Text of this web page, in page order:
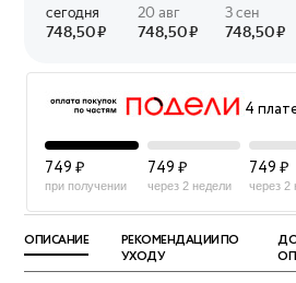
4
749 ₽
при получении
749 ₽
через 2 недели
749 ₽
через 2
ОПИСАНИЕ
РЕКОМЕНДАЦИИ ПО
УХОДУ